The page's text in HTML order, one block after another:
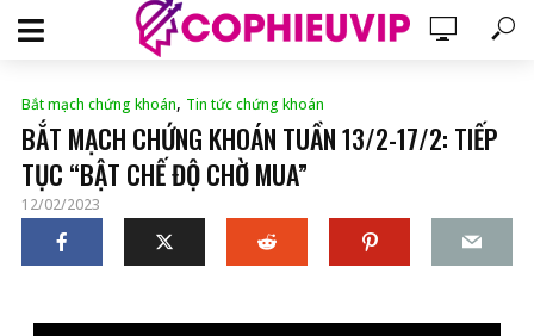
Bắt mạch chứng khoán, Tin tức chứng khoán
BẮT MẠCH CHỨNG KHOÁN TUẦN 13/2-17/2: TIẾP
TỤC “BẬT CHẾ ĐỘ CHỜ MUA”
12/02/2023